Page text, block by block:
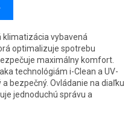
klimatizácia vybavená
optimalizuje spotrebu
maximálny komfort.
technológiám i-Clean a UV-
bezpečný. Ovládanie na diaľku
jednoduchú správu a